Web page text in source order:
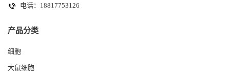
电话：18817753126
产品分类
细胞
大鼠细胞